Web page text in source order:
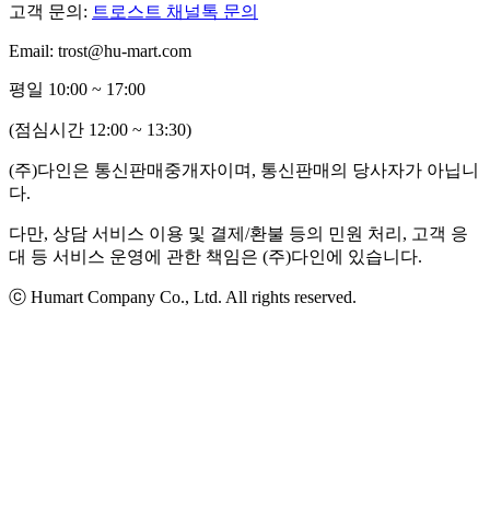
고객 문의: 트로스트 채널톡 문의
Email: trost@hu-mart.com
평일 10:00 ~ 17:00
(점심시간 12:00 ~ 13:30)
(주)다인은 통신판매중개자이며, 통신판매의 당사자가 아닙니
다.
다만, 상담 서비스 이용 및 결제/환불 등의 민원 처리, 고객 응
대 등 서비스 운영에 관한 책임은 (주)다인에 있습니다.
ⓒ Humart Company Co., Ltd. All rights reserved.